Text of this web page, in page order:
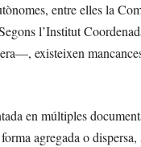
entre elles la
l’Institut
existeixen
en múltiples
agregada o